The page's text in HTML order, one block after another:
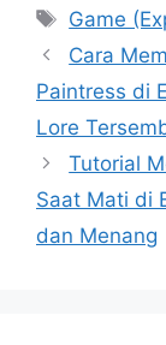
Tags
Game
Cara
Paintress di
Lore
Tutorial
Saat Mati di
dan Menang